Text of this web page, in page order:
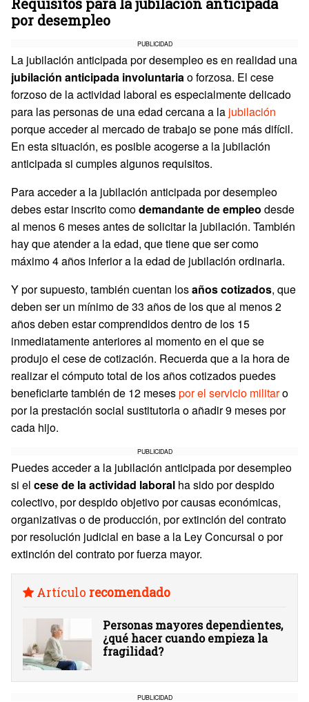
por desempleo
PUBLICIDAD
La jubilación anticipada por desempleo es en realidad una
jubilación anticipada involuntariao forzosa. El cese
forzoso de la actividad laboral es especialmente delicado
para las personas de una edad cercana a la jubilación
porque acceder al mercado de trabajo se pone más difícil.
En esta situación, es posible acogerse a la jubilación
anticipada si cumples algunos requisitos.
Para acceder a la jubilación anticipada por desempleo
debes estar inscrito comodemandante de empleo desde
al menos 6 meses antes de solicitar la jubilación. También
hay que atender a la edad, que tiene que ser como
máximo 4 años inferior a la edad de jubilación ordinaria.
Y por supuesto, también cuentan losaños cotizados, que
deben ser un mínimo de 33 años de los que al menos 2
años deben estar comprendidos dentro de los 15
inmediatamente anteriores al momento en el que se
produjo el cese de cotización. Recuerda que a la hora de
realizar el cómputo total de los años cotizados puedes
beneficiarte también de 12 mesespor el servicio militaro
por la prestación social sustitutoria o añadir 9 meses por
cada hijo.
PUBLICIDAD
Puedes acceder a la jubilación anticipada por desempleo
si el cese de la actividad laboral ha sido por despido
colectivo, por despido objetivo por causas económicas,
organizativas o de producción, por extinción del contrato
por resolución judicial en base a la Ley Concursal o por
extinción del contrato por fuerza mayor.
Artículo recomendado
Personas mayores dependientes,
¿qué hacer cuando empieza la
fragilidad?
PUBLICIDAD